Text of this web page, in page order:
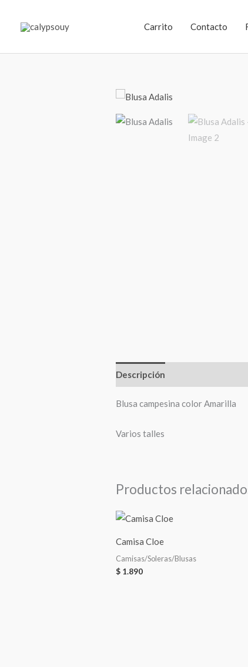
Carrito Contacto
Descripción
Blusa campesina color Amarilla
Varios talles
Productos
Camisa Cloe
Camisas/Soleras/Blusas
$ 1.890